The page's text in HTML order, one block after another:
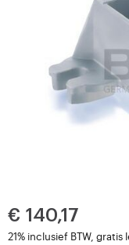
€ 140,17
21% inclusief BTW, gratis